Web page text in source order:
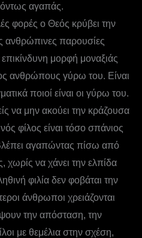
αγαπάς.
φορές ο Θεός κρύβει την
ανθρώπινες παρουσίες
μορφή μοναξιάς
ανθρώπους γύρω του. Είναι
ποιοί είναι οι γύρω του.
να μην ακούει την κράζουσα
φίλος είναι τόσο σπάνιος
αγαπώντας πίσω από
χωρίς να χάνει την ελπίδα
φιλία δεν φοβάται την
άνθρωποι χρειάζονται
την απόσταση, την
με θεμέλια στην σχέση,